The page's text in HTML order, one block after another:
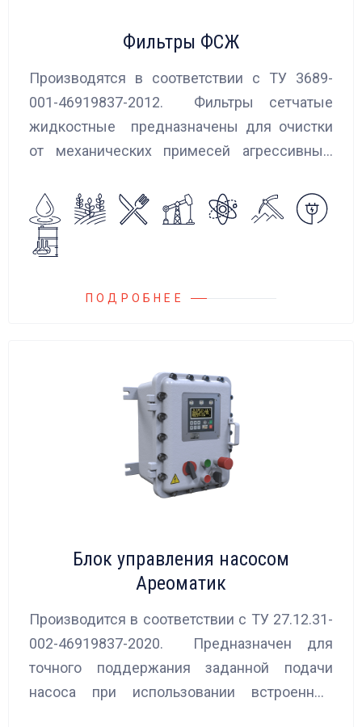
Фильтры ФСЖ
Производятся в соответствии с ТУ 3689-
001-46919837-2012. Фильтры сетчатые
жидкостные предназначены для очистки
от механических примесей агрессивных,
и суспензий. Фильтры устанавливаются
на всасывающих линиях дозировочных
насосных агрегатов и установок.
ПОДРОБНЕЕ
Блок управления насосом
Ареоматик
Производится в соответствии с ТУ 27.12.31-
002-46919837-2020. Предназначен для
точного поддержания заданной подачи
насоса при использовании встроенных